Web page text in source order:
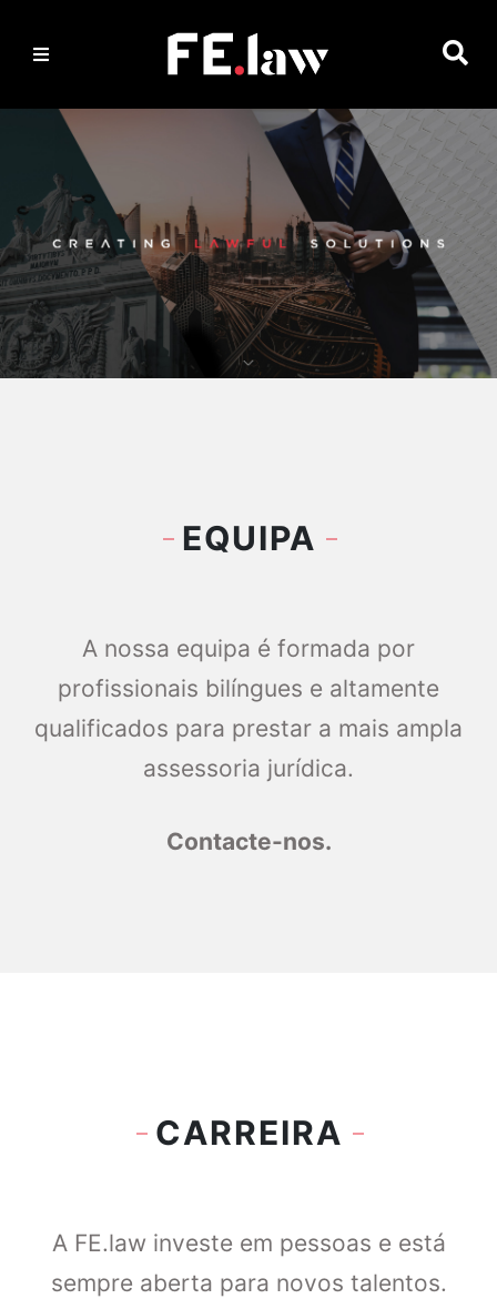
PT
|
EN
HOME
CONTACTOS
CONSULTA
ONLINE
EQUIPA
A nossa equipa é formada por
profissionais bilíngues e altamente
qualificados para prestar a mais ampla
assessoria jurídica.
Contacte-nos.
CARREIRA
A FE.law investe em pessoas e está
sempre aberta para novos talentos.